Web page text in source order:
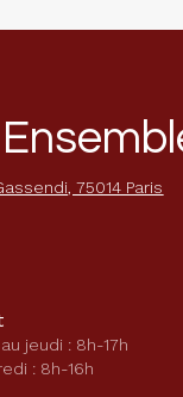
75014 Paris
jeudi : 8h-17h
: 8h-16h